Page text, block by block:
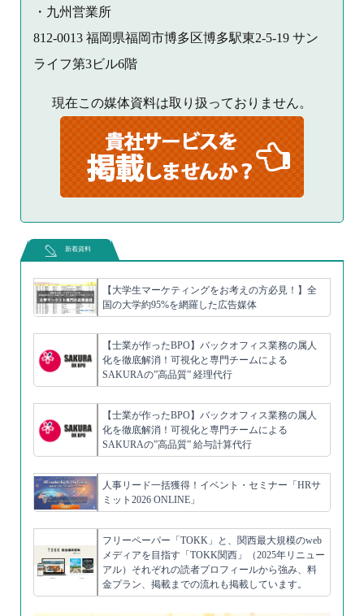
・九州営業所
812-0013 福岡県福岡市博多区博多駅東2-5-19 サン
ライフ第3ビル6階
現在この媒体資料は取り扱っておりません。
新着資料
【大学生マーケティングをお考えの方必見！】全
国の大学約95%を網羅した広告媒体
【士業が作ったBPO】バックオフィス業務の属人
化を徹底解消！可視化と専門チームによる
SAKURAの”高品質” 経理代行
【士業が作ったBPO】バックオフィス業務の属人
化を徹底解消！可視化と専門チームによる
SAKURAの”高品質” 給与計算代行
人事リード一括獲得！イベント・セミナー「HRサ
ミット2026 ONLINE」
フリーペーパー「TOKK」と、関西最大規模のweb
メディアを目指す「TOKK関西」（2025年リニュー
アル）それぞれの読者プロフィールから強み、料
金プラン、掲載までの流れも掲載しています。